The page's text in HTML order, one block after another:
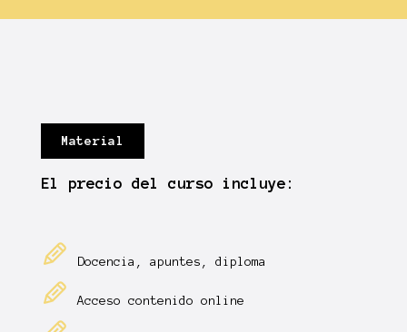
Material
El precio del curso incluye:
Docencia, apuntes, diploma
Acceso contenido online